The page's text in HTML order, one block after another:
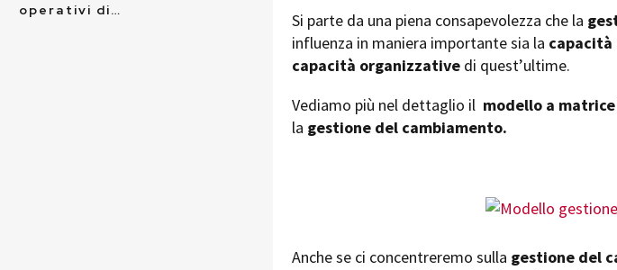
operativi di…
Si parte da una piena consapevolezza che la
influenza in maniera importante sia la capacità
capacità organizzative di quest’ultime.
Vediamo più nel dettaglio il modello a
la gestione del cambiamento.
Anche se ci concentreremo sulla gestione del